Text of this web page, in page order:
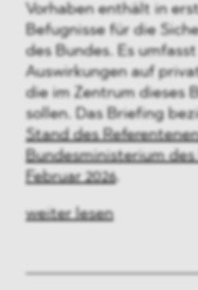
Vorhaben enthält in
Befugnisse für die
des Bundes. Es
Auswirkungen auf
die im Zentrum dieses
sollen. Das Briefing
Stand des
Bundesministerium des
Februar 2026.
weiter lesen